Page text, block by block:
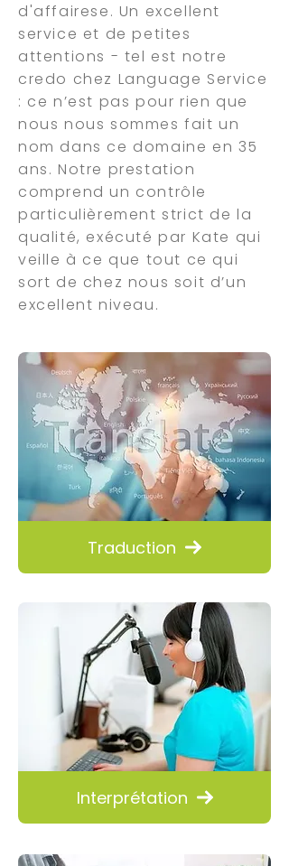
d'affairese. Un excellent
service et de petites
attentions - tel est notre
credo chez Language Service
: ce n’est pas pour rien que
nous nous sommes fait un
nom dans ce domaine en 35
ans. Notre prestation
comprend un contrôle
particulièrement strict de la
qualité, exécuté par Kate qui
veille à ce que tout ce qui
sort de chez nous soit d’un
excellent niveau.
Traduction
Interprétation